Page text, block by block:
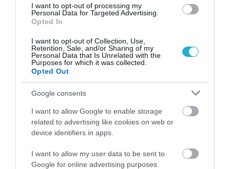
I want to opt-out of processing my
Personal Data for Targeted Advertising.
Opted In
I want to opt-out of Collection, Use,
Retention, Sale, and/or Sharing of my
Personal Data that Is Unrelated with the
Purposes for which it was collected.
Opted Out
Google consents
I want to allow Google to enable storage
related to advertising like cookies on web or
device identifiers in apps.
I want to allow my user data to be sent to
Google for online advertising purposes.
ΚΩΣΤΑΣ ΚΑΛΛΙΑΝΤΕΡΗΣ
15.01.2025 | 17:27
Δημοσκόπηση: Πρωτεύον πρόβλημα
στη Γερμανία η οικονομία
αποκλίνουσα τροχιά οικονομικού
κύκλου
18.11.2023 | 18:30